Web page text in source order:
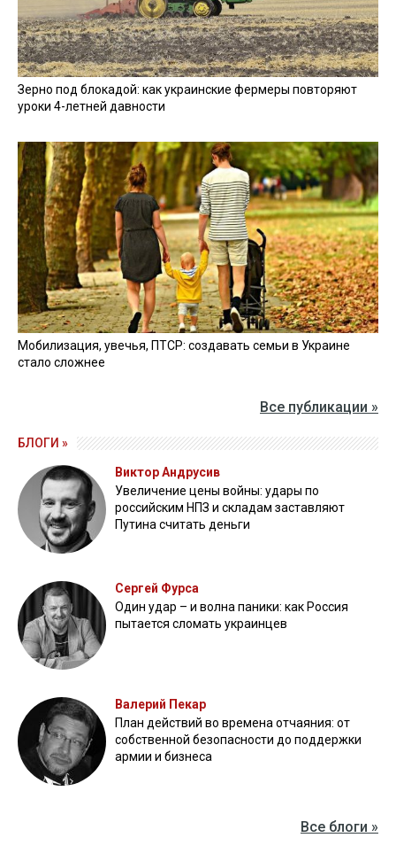
Зерно под блокадой: как украинские фермеры повторяют
уроки 4-летней давности
Мобилизация, увечья, ПТСР: создавать семьи в Украине
стало сложнее
Все публикации »
БЛОГИ »
Виктор Андрусив
Увеличение цены войны: удары по
российским НПЗ и складам заставляют
Путина считать деньги
Сергей Фурса
Один удар – и волна паники: как Россия
пытается сломать украинцев
Валерий Пекар
План действий во времена отчаяния: от
собственной безопасности до поддержки
армии и бизнеса
Все блоги »